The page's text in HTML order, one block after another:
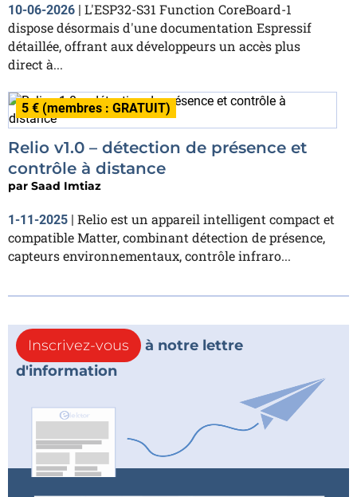
10-06-2026 | L'ESP32-S31 Function CoreBoard-1
dispose désormais d'une documentation Espressif
détaillée, offrant aux développeurs un accès plus
direct à...
5 € (membres : GRATUIT)
Relio v1.0 – détection de présence et
contrôle à distance
par Saad Imtiaz
1-11-2025 | Relio est un appareil intelligent compact et
compatible Matter, combinant détection de présence,
capteurs environnementaux, contrôle infraro...
Inscrivez-vous
à notre lettre
d'information